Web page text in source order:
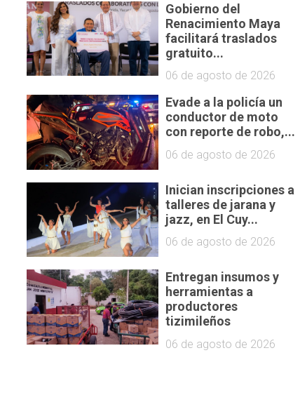
Gobierno del
Renacimiento Maya
facilitará traslados
gratuito...
06 de agosto de 2026
Evade a la policía un
conductor de moto
con reporte de robo,...
06 de agosto de 2026
Inician inscripciones a
talleres de jarana y
jazz, en El Cuy...
06 de agosto de 2026
Entregan insumos y
herramientas a
productores
tizimileños
06 de agosto de 2026